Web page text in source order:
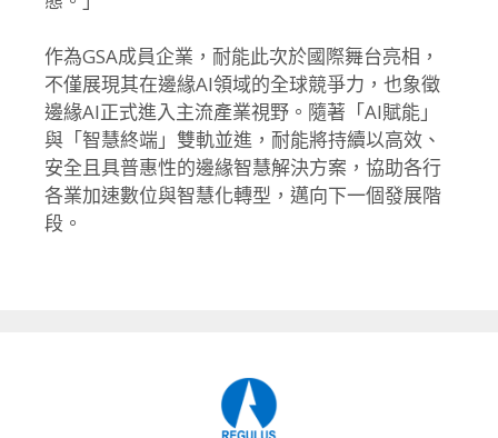
作為GSA成員企業，耐能此次於國際舞台亮相，
不僅展現其在邊緣AI領域的全球競爭力， 也象徵
邊緣AI正式進入主流產業視野。隨著「AI賦能」
與「智慧終端」雙軌並進，耐能將持續以高效、
安全且具普惠性的邊緣智慧解決方案， 協助各行
各業加速數位與智慧化轉型，邁向下一個發展階
段。